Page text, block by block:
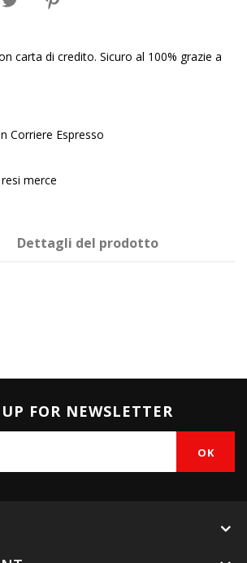
carta di credito. Sicuro al 100% grazie a
Corriere Espresso
merce
Dettagli del prodotto
FOR NEWSLETTER